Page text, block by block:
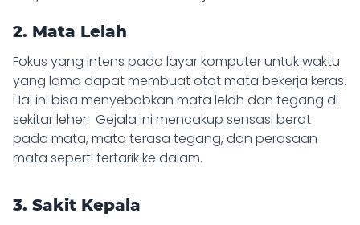
2. Mata Lelah
Fokus yang intens pada layar komputer untuk waktu
yang lama dapat membuat otot mata bekerja keras.
Hal ini bisa menyebabkan mata lelah dan tegang di
sekitar leher. Gejala ini mencakup sensasi berat
pada mata, mata terasa tegang, dan perasaan
mata seperti tertarik ke dalam.
3. Sakit Kepala